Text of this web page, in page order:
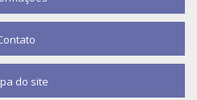
do site